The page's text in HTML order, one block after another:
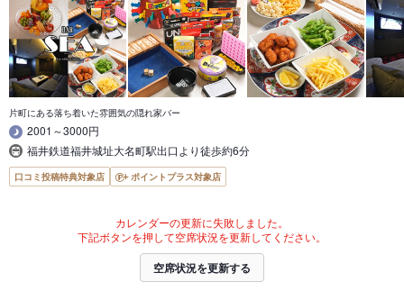
片町にある落ち着いた雰囲気の隠れ家バー
2001～3000円
福井鉄道福井城址大名町駅出口より徒歩約6分
口コミ投稿特典対象店 ポイントプラス対象店
カレンダーの更新に失敗しました。
下記ボタンを押して空席状況を更新してください。
空席状況を更新する